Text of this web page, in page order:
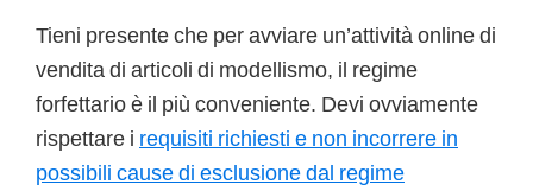
Tieni presente che per avviare un’attività online di
vendita di articoli di modellismo, il regime
forfettario è il più conveniente. Devi ovviamente
rispettare i requisiti richiesti e non incorrere in
possibili cause di esclusione dal regime